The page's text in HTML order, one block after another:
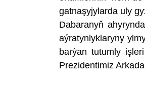
gatnaşyjylarda uly
Dabaranyň
aýratynlyklaryny
barýan tutumly
Prezidentimiz